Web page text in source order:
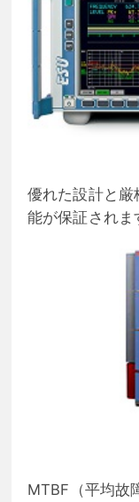
優れた設計と厳
能が保証されま
MTBF（平均故